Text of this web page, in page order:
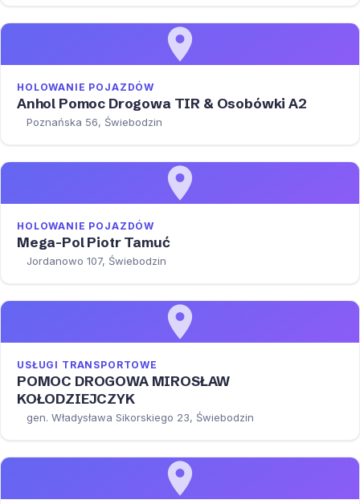
HOLOWANIE POJAZDÓW
Anhol Pomoc Drogowa TIR & Osobówki A2
Poznańska 56, Świebodzin
HOLOWANIE POJAZDÓW
Mega-Pol Piotr Tamuć
Jordanowo 107, Świebodzin
USŁUGI TRANSPORTOWE
POMOC DROGOWA MIROSŁAW
KOŁODZIEJCZYK
gen. Władysława Sikorskiego 23, Świebodzin